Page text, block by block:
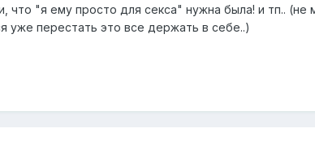
что "я ему просто для секса" нужна была! и тп.. (не
уже перестать это все держать в себе..)